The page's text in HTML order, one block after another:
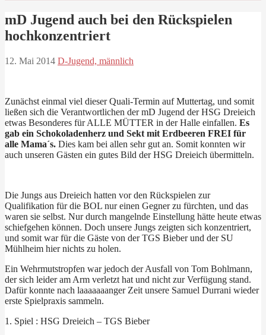
mD Jugend auch bei den Rückspielen
hochkonzentriert
12. Mai 2014 D-Jugend, männlich
Zunächst einmal viel dieser Quali-Termin auf Muttertag, und somit
ließen sich die Verantwortlichen der mD Jugend der HSG Dreieich
etwas Besonderes für ALLE MÜTTER in der Halle einfallen. Es
gab ein Schokoladenherz und Sekt mit Erdbeeren FREI für
alle Mama´s. Dies kam bei allen sehr gut an. Somit konnten wir
auch unseren Gästen ein gutes Bild der HSG Dreieich übermitteln.
Die Jungs aus Dreieich hatten vor den Rückspielen zur
Qualifikation für die BOL nur einen Gegner zu fürchten, und das
waren sie selbst. Nur durch mangelnde Einstellung hätte heute etwas
schiefgehen können. Doch unsere Jungs zeigten sich konzentriert,
und somit war für die Gäste von der TGS Bieber und der SU
Mühlheim hier nichts zu holen.
Ein Wehrmutstropfen war jedoch der Ausfall von Tom Bohlmann,
der sich leider am Arm verletzt hat und nicht zur Verfügung stand.
Dafür konnte nach laaaaaaanger Zeit unsere Samuel Durrani wieder
erste Spielpraxis sammeln.
1. Spiel : HSG Dreieich – TGS Bieber